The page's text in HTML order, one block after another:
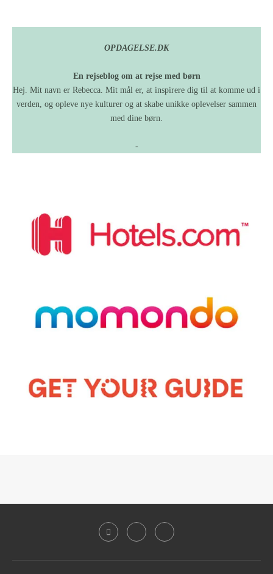
OPDAGELSE.DK
En rejseblog om at rejse med børn
Hej. Mit navn er Rebecca. Mit mål er, at inspirere dig til at komme ud i
verden, og opleve nye kulturer og at skabe unikke oplevelser sammen
med dine børn.
-